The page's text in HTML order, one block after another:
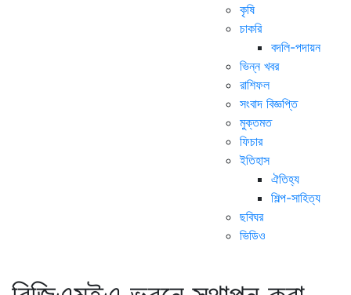
কৃষি
চাকরি
বদলি-পদায়ন
ভিন্ন খবর
রাশিফল
সংবাদ বিজ্ঞপ্তি
মুক্তমত
ফিচার
ইতিহাস
ঐতিহ্য
শিল্প-সাহিত্য
ছবিঘর
ভিডিও